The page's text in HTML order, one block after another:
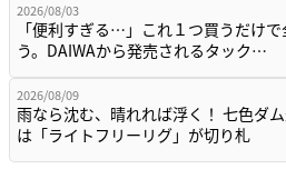
2026/08/03
「便利すぎる…」これ１つ買うだけ
う。DAIWAから発売されるタック…
2026/08/09
雨なら沈む、晴れれば浮く！ 七色ダ
は「ライトフリーリグ」が切り札